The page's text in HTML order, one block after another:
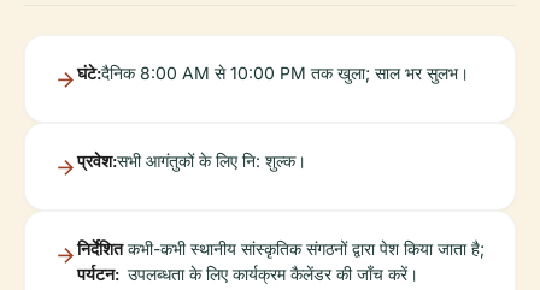
घंटे:दैनिक 8:00 AM से 10:00 PM तक खुला; साल भर सुलभ।
प्रवेश:सभी आगंतुकों के लिए नि: शुल्क।
निर्देशित
पर्यटन:
कभी-कभी स्थानीय सांस्कृतिक संगठनों द्वारा पेश किया जाता है;
उपलब्धता के लिए कार्यक्रम कैलेंडर की जाँच करें।